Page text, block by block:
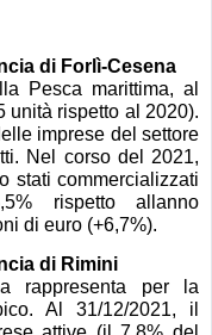
di Forlì-Cesena
Pesca marittima, al
unità rispetto al 2020).
imprese del settore
Nel corso del 2021,
stati commercializzati
rispetto allanno
di euro (+6,7%).
di Rimini
rappresenta per la
Al 31/12/2021, il